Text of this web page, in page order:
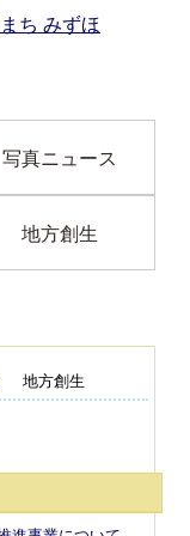
写真ニュース
地方創生
地方創生